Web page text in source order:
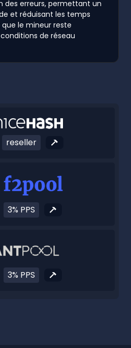
des erreurs, permettant un
et réduisant les temps
le mineur reste
de réseau
reseller
3% PPS
3% PPS